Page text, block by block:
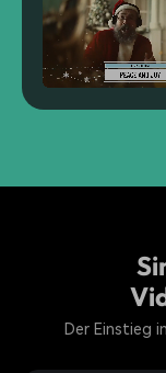
Der Einstieg